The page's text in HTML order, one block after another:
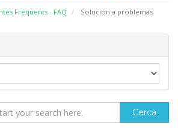
Freqüents - FAQ Solución a problemas